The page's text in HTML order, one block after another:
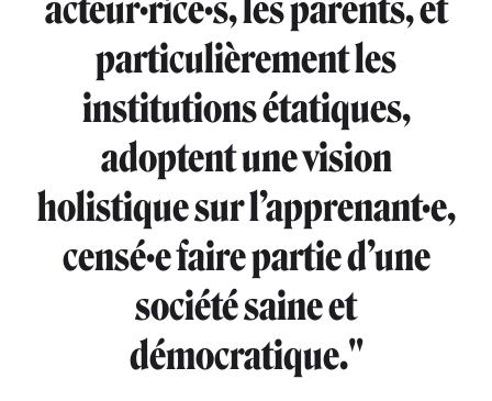
particulièrement les
institutions étatiques,
adoptent une vision
holistique sur l’apprenant·e,
censé·e faire partie d’une
société saine et
démocratique."